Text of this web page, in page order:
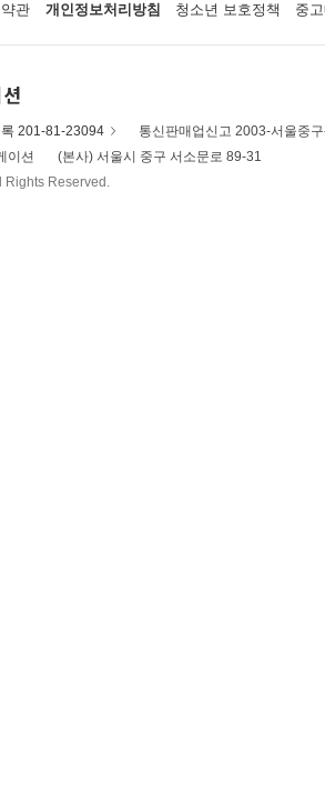
관 개인정보처리방침 청소년 보호정책 중
201-81-23094
통신판매업신고 2003-서울중
이션
(본사) 서울시 중구 서소문로 89-31
Reserved.